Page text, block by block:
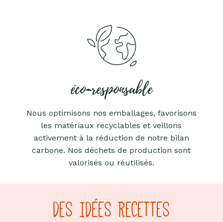
éco-responsable
Nous optimisons nos emballages, favorisons
les matériaux recyclables et veillons
activement à la réduction de notre bilan
carbone. Nos déchets de production sont
valorisés ou réutilisés.
DES IDÉES RECETTES